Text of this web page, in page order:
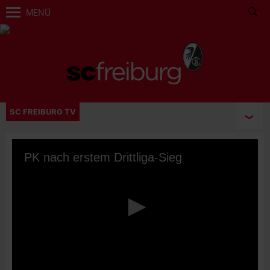
MENÜ
SC FREIBURG TV
PK nach erstem Drittliga-Sieg